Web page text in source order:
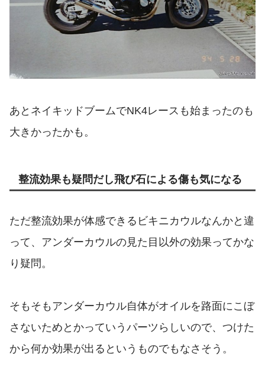
あとネイキッドブームでNK4レースも始まったのも
大きかったかも。
整流効果も疑問だし飛び石による傷も気になる
ただ整流効果が体感できるビキニカウルなんかと違
って、アンダーカウルの見た目以外の効果ってかな
り疑問。
そもそもアンダーカウル自体がオイルを路面にこぼ
さないためとかっていうパーツらしいので、つけた
から何か効果が出るというものでもなさそう。